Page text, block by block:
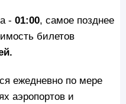
- 01:00, самое позднее
билетов
ежедневно по мере
аэропортов и